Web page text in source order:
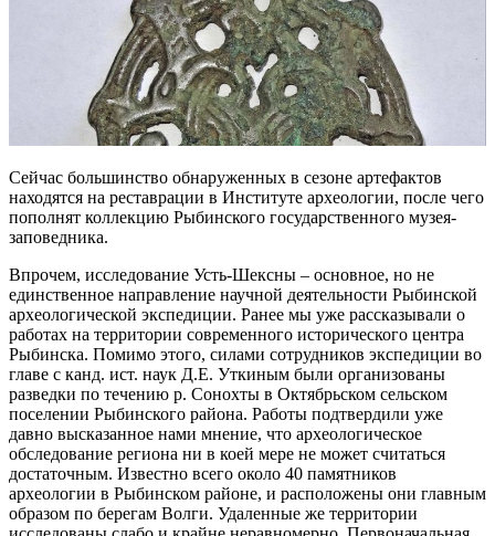
Сейчас большинство обнаруженных в сезоне артефактов
находятся на реставрации в Институте археологии, после чего
пополнят коллекцию Рыбинского государственного музея-
заповедника.
Впрочем, исследование Усть-Шексны – основное, но не
единственное направление научной деятельности Рыбинской
археологической экспедиции. Ранее мы уже рассказывали о
работах на территории современного исторического центра
Рыбинска. Помимо этого, силами сотрудников экспедиции во
главе с канд. ист. наук Д.Е. Уткиным были организованы
разведки по течению р. Сонохты в Октябрьском сельском
поселении Рыбинского района. Работы подтвердили уже
давно высказанное нами мнение, что археологическое
обследование региона ни в коей мере не может считаться
достаточным. Известно всего около 40 памятников
археологии в Рыбинском районе, и расположены они главным
образом по берегам Волги. Удаленные же территории